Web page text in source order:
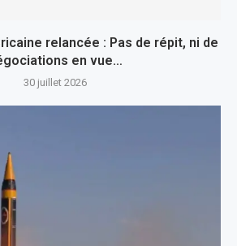
relancée : Pas de répit, ni de
en vue…
30 juillet 2026